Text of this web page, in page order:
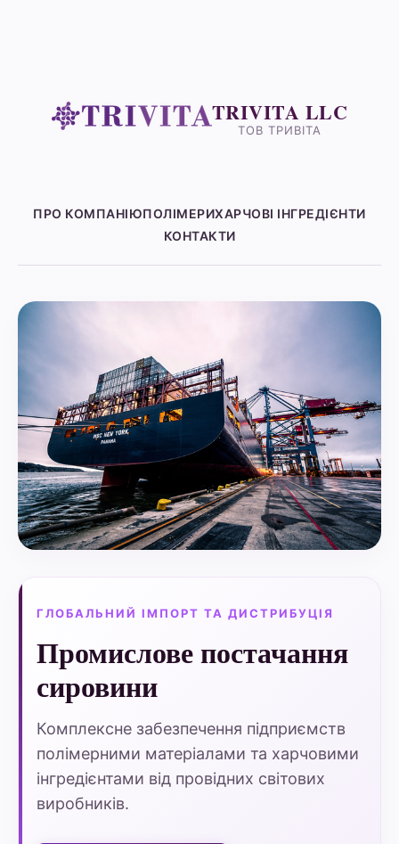
TRIVITA LLC
ТОВ ТРИВІТА
ПРО КОМПАНІЮПОЛІМЕРИХАРЧОВІ ІНГРЕДІЄНТИ
КОНТАКТИ
ГЛОБАЛЬНИЙ ІМПОРТ ТА ДИСТРИБУЦІЯ
Промислове постачання
сировини
Комплексне забезпечення підприємств
полімерними матеріалами та харчовими
інгредієнтами від провідних світових
виробників.